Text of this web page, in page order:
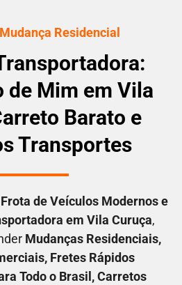
Residencial
de Mim em Vila
Barato e
Transportes
Frota de Veículos Modernos e
em Vila Curuça,
Mudanças Residenciais,
, Fretes Rápidos
Todo o Brasil , Carretos